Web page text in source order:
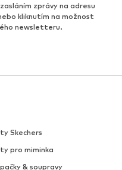
zprávy na adresu
kliknutím na možnost
newsletteru.
Skechers
pro miminka
& soupravy